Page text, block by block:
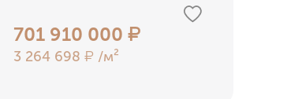
701 910 000 ₽
3 264 698 ₽ /м²